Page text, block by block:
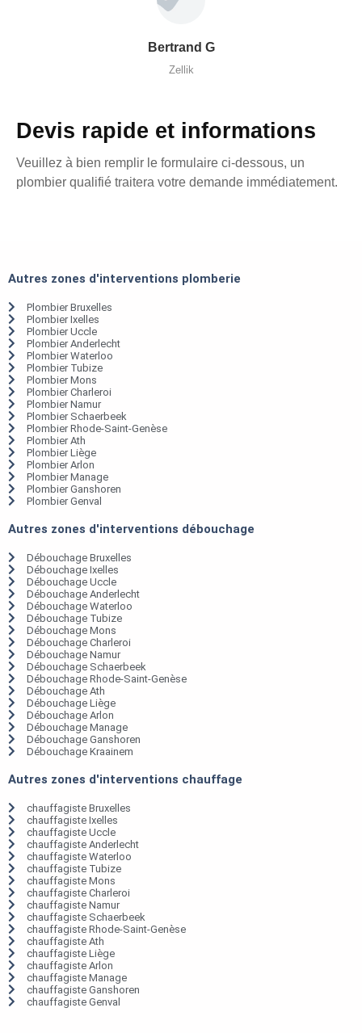
Bertrand G
Zellik
Devis rapide et informations
Veuillez à bien remplir le formulaire ci-dessous, un
plombier qualifié traitera votre demande immédiatement.
Autres zones d'interventions plomberie
Plombier Bruxelles
Plombier Ixelles
Plombier Uccle
Plombier Anderlecht
Plombier Waterloo
Plombier Tubize
Plombier Mons
Plombier Charleroi
Plombier Namur
Plombier Schaerbeek
Plombier Rhode-Saint-Genèse
Plombier Ath
Plombier Liège
Plombier Arlon
Plombier Manage
Plombier Ganshoren
Plombier Genval
Autres zones d'interventions débouchage
Débouchage Bruxelles
Débouchage Ixelles
Débouchage Uccle
Débouchage Anderlecht
Débouchage Waterloo
Débouchage Tubize
Débouchage Mons
Débouchage Charleroi
Débouchage Namur
Débouchage Schaerbeek
Débouchage Rhode-Saint-Genèse
Débouchage Ath
Débouchage Liège
Débouchage Arlon
Débouchage Manage
Débouchage Ganshoren
Débouchage Kraainem
Autres zones d'interventions chauffage
chauffagiste Bruxelles
chauffagiste Ixelles
chauffagiste Uccle
chauffagiste Anderlecht
chauffagiste Waterloo
chauffagiste Tubize
chauffagiste Mons
chauffagiste Charleroi
chauffagiste Namur
chauffagiste Schaerbeek
chauffagiste Rhode-Saint-Genèse
chauffagiste Ath
chauffagiste Liège
chauffagiste Arlon
chauffagiste Manage
chauffagiste Ganshoren
chauffagiste Genval